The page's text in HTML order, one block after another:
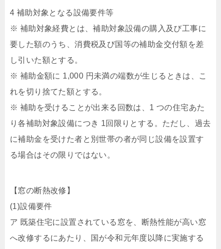
4 補助対象となる設備要件等
※ 補助対象経費とは、補助対象設備の購入及び工事に
要した額のうち、消費税及び国等の補助金交付額を差
し引いた額とする。
※ 補助金額に 1,000 円未満の端数が生じるときは、こ
れを切り捨てた額とする。
※ 補助を受けることが出来る回数は、1 つの住宅あた
り各補助対象設備につき 1回限りとする。ただし、過去
に補助金を受けた者と別世帯の者が同じ設備を設置す
る場合はその限りではない。
【窓の断熱改修】
(1)設備要件
ア 既築住宅に設置されている窓を、断熱性能が高い窓
へ改修するにあたり、国が令和元年度以降に実施する